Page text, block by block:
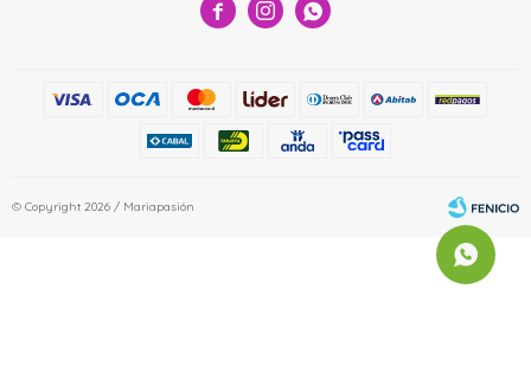
  
© Copyright 2026 / Mariapasión